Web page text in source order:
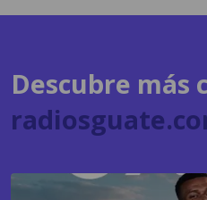
Descubre más